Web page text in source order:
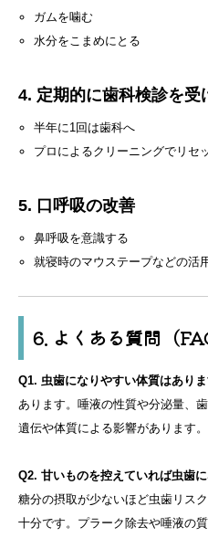
ガムを噛む
水分をこまめにとる
4. 定期的に歯科検診を受
半年に1回は歯科へ
プロによるクリーニングでリセ
5. 口呼吸の改善
鼻呼吸を意識する
就寝時のマウステープなどの活
6. よくある質問（
Q1. 虫歯になりやすい体質はありま
あります。唾液の性質や分泌量、
遺伝や体質による影響があります。
Q2. 甘いものを控えていれば虫歯
糖分の摂取が少ないほど虫歯リス
十分です。プラーク除去や唾液の質